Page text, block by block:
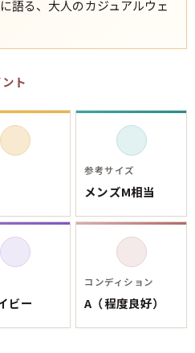
語る、大人のカジュアルウェ
ト
参考サイズ
メンズM相当
ビー
コンディション
A（程度良好）